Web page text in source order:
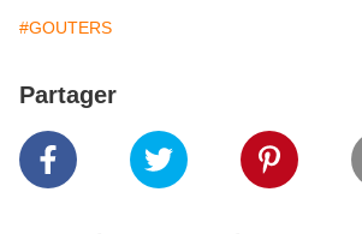
#GOUTERS
Partager